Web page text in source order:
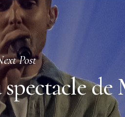
Post
de